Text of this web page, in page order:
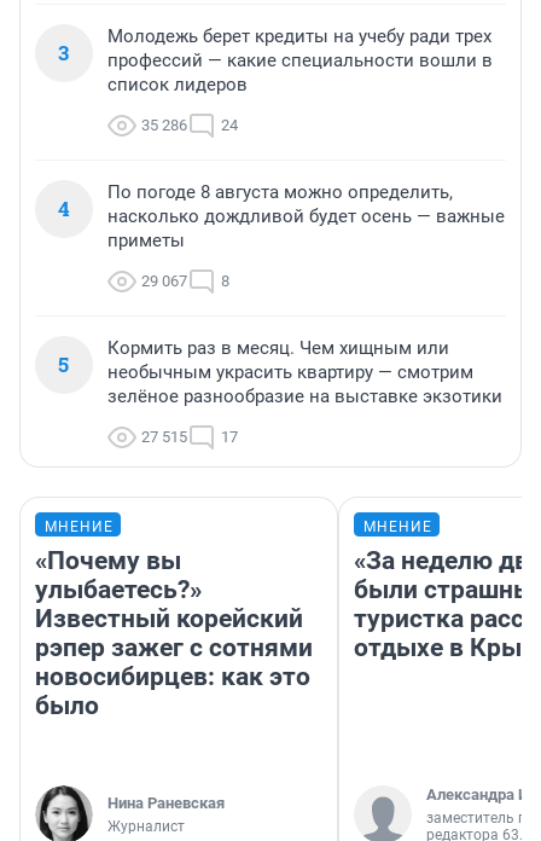
3
Молодежь берет кредиты на учебу ради трех
профессий — какие специальности вошли в
список лидеров
35 286 24
4
По погоде 8 августа можно определить,
насколько дождливой будет осень — важные
приметы
29 067 8
5
Кормить раз в месяц. Чем хищным или
необычным украсить квартиру — смотрим
зелёное разнообразие на выставке экзотики
27 515 17
МНЕНИЕ
«Почему вы
улыбаетесь?»
Известный корейский
рэпер зажег с сотнями
новосибирцев: как это
было
Нина Раневская
Журналист
МНЕНИЕ
«За неделю
были
туристка
отдыхе в
Александра
заместитель
редактора 63.RU